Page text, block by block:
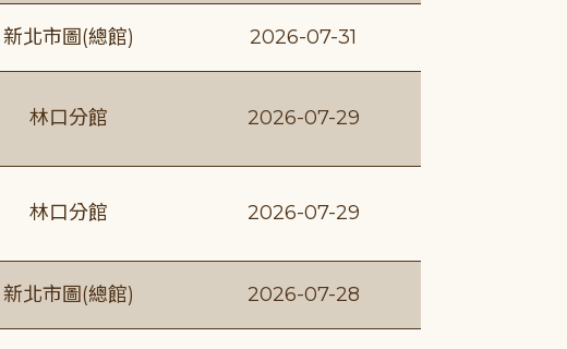
新北市圖(總館) 2026-07-31
林口分館 2026-07-29
林口分館 2026-07-29
新北市圖(總館) 2026-07-28